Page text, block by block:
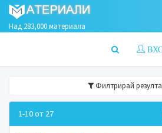
Над 283,000 материала
Филтрирай
1-10 от 27